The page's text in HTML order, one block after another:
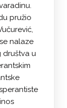
pružio
nalaze
društva u